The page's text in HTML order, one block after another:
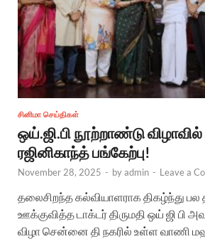
சினிமா செய்திகள்
ஒய்.ஜி.பி நூற்றாண்டு விழாவில்
ரஜினிகாந்த் பங்கேற்பு!
November 28, 2025 - byadmin - Leave a
தலைசிறந்த கல்வியாளராக திகழ்ந்து
ஊக்குவித்த டாக்டர் திருமதி ஒய் ஜி பி
விழா சென்னை தி நகரில் உள்ள வாணி